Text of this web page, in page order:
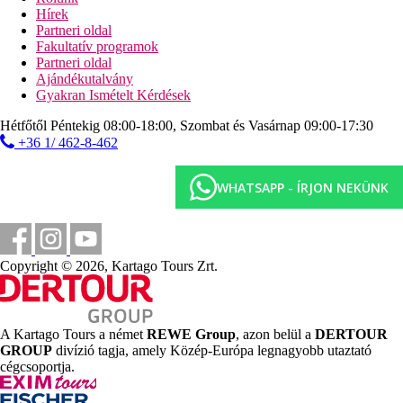
fürdőköpeny és papucs
kiságy kérésre (ingyenes)
Superior szoba kilátással a tengerre
mint a standard szoba, tengerre néző kilátással
Családi szoba kilátással a tengerre
Junior lakosztály tengerre néző kilátással- tágas szoba
Műholdas TV
telefon (külön díj ellenében)
mini hűtőszekrény (napi egy üveg víz)
tea- és kávéfőző készlet
fürdőszoba/WC (hajszárító)
széf (ingyenes)
erkély vagy terasz
fürdőköpeny és papucs
babaágy kérésre (ingyenes)
Egyéb szobatípusok
szoba a fenti felszereltséggel rendelkezik)
Hírek
Partneri oldal
Fakultatív programok
Partneri oldal
Ajándékutalvány
Gyakran Ismételt Kérdések
Hétfőtől Péntekig 08:00-18:00, Szombat és Vasárnap 09:00-17:30
+36 1/ 462-8-462
WHATSAPP - ÍRJON NEKÜNK
Copyright © 2026, Kartago Tours Zrt.
A Kartago Tours a német REWE Group, azon belül a DERTOUR
GROUP divízió tagja, amely Közép-Európa legnagyobb utaztató
cégcsoportja.